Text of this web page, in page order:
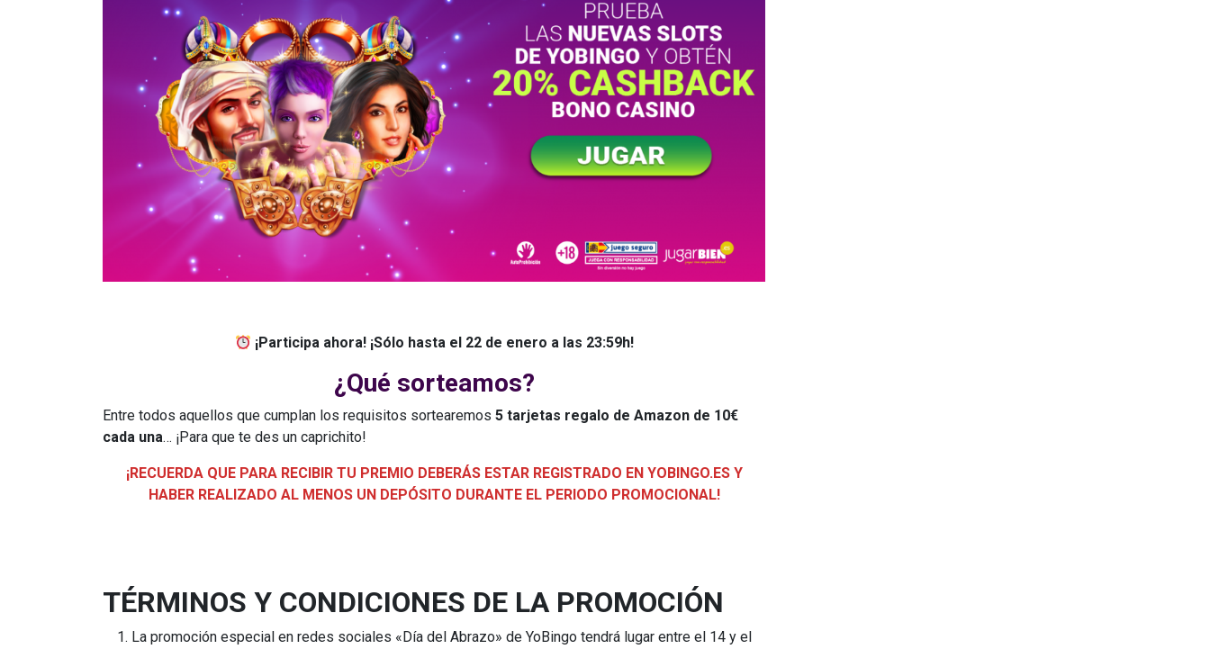
¡Participa ahora! ¡Sólo hasta el 22 de enero a las 23:59h!
¿Qué sorteamos?
Entre todos aquellos que cumplan los requisitos sortearemos 5 tarjetas regalo de Amazon de 10€
cada una… ¡Para que te des un caprichito!
¡RECUERDA QUE PARA RECIBIR TU PREMIO DEBERÁS ESTAR REGISTRADO EN YOBINGO.ES Y
HABER REALIZADO AL MENOS UN DEPÓSITO DURANTE EL PERIODO PROMOCIONAL!
TÉRMINOS Y CONDICIONES DE LA PROMOCIÓN
La promoción especial en redes sociales «Día del Abrazo» de YoBingo tendrá lugar entre el 14 y el